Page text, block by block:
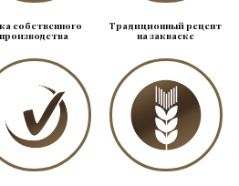
собственного
производства
Традиционный рецепт
на закваске